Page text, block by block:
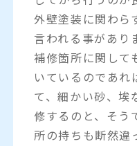
外壁塗装に関わら
言われる事があり
補修箇所に関して
いているのであれ
て、細かい砂、埃
修するのと、そう
所の持ちも断然違